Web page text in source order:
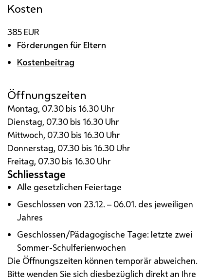
Kosten
385 EUR
Förderungen für Eltern
Kostenbeitrag
Öffnungszeiten
Montag, 07.30 bis 16.30 Uhr
Dienstag, 07.30 bis 16.30 Uhr
Mittwoch, 07.30 bis 16.30 Uhr
Donnerstag, 07.30 bis 16.30 Uhr
Freitag, 07.30 bis 16.30 Uhr
Schliesstage
Alle gesetzlichen Feiertage
Geschlossen von 23.12. – 06.01. des jeweiligen
Jahres
Geschlossen/Pädagogische Tage: letzte zwei
Sommer-Schulferienwochen
Die Öffnungszeiten können temporär abweichen.
Bitte wenden Sie sich diesbezüglich direkt an Ihre